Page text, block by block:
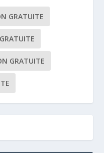
GRATUITE
GRATUITE